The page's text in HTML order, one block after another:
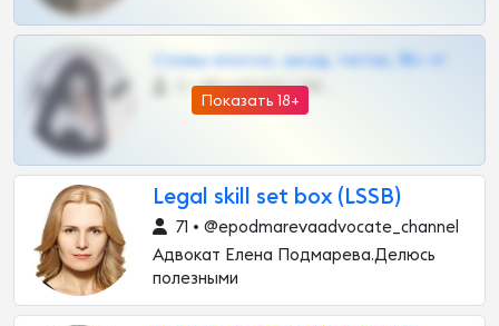
Показать 18+
Сливы вписок, шкод, теток, 18+ тг
0 •
Legal skill set box (LSSB)
71 • @epodmarevaadvocate_channel
Адвокат Елена Подмарева.Делюсь
полезными